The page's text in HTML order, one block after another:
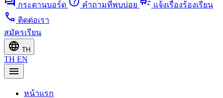
กระดานบอร์ด คำถามที่พบบ่อย แจ้งเรื่องร้องเรียน
call ติดต่อเรา
สมัครเรียน
language TH
TH EN
menu
หน้าแรก